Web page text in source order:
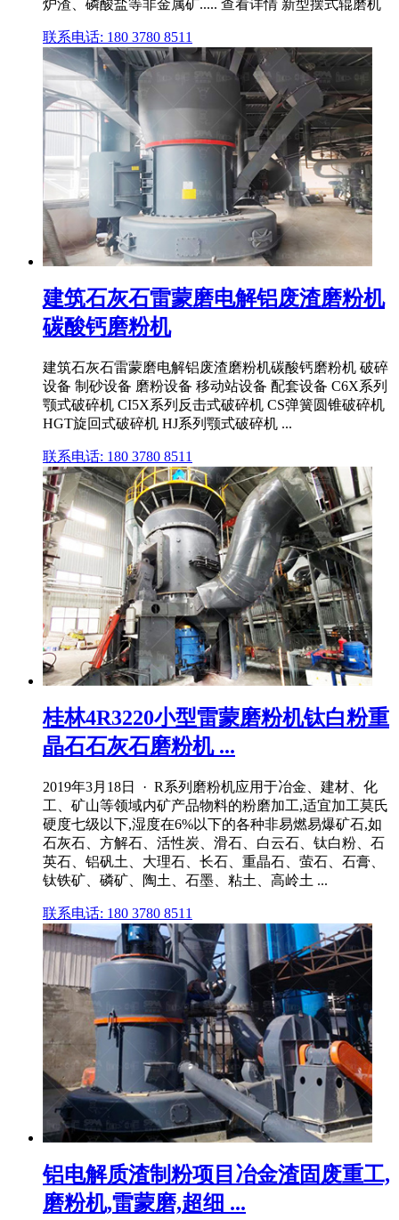
炉渣、磷酸盐等非金属矿..... 查看详情 新型摆式辊磨机
联系电话: 180 3780 8511
建筑石灰石雷蒙磨电解铝废渣磨粉机
碳酸钙磨粉机
建筑石灰石雷蒙磨电解铝废渣磨粉机碳酸钙磨粉机 破碎
设备 制砂设备 磨粉设备 移动站设备 配套设备 C6X系列
颚式破碎机 CI5X系列反击式破碎机 CS弹簧圆锥破碎机
HGT旋回式破碎机 HJ系列颚式破碎机 ...
联系电话: 180 3780 8511
桂林4R3220小型雷蒙磨粉机钛白粉重
晶石石灰石磨粉机 ...
2019年3月18日 · R系列磨粉机应用于冶金、建材、化
工、矿山等领域内矿产品物料的粉磨加工,适宜加工莫氏
硬度七级以下,湿度在6%以下的各种非易燃易爆矿石,如
石灰石、方解石、活性炭、滑石、白云石、钛白粉、石
英石、铝矾土、大理石、长石、重晶石、萤石、石膏、
钛铁矿、磷矿、陶土、石墨、粘土、高岭土 ...
联系电话: 180 3780 8511
铝电解质渣制粉项目冶金渣固废重工,
磨粉机,雷蒙磨,超细 ...